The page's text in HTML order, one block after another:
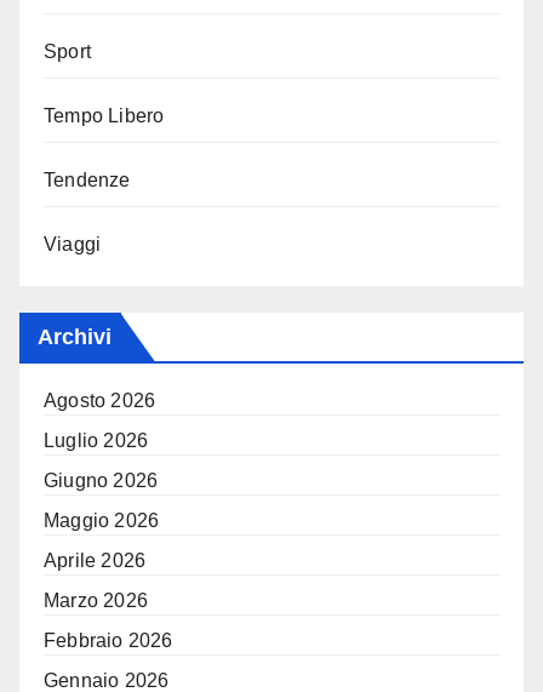
Sport
Tempo Libero
Tendenze
Viaggi
Archivi
Agosto 2026
Luglio 2026
Giugno 2026
Maggio 2026
Aprile 2026
Marzo 2026
Febbraio 2026
Gennaio 2026